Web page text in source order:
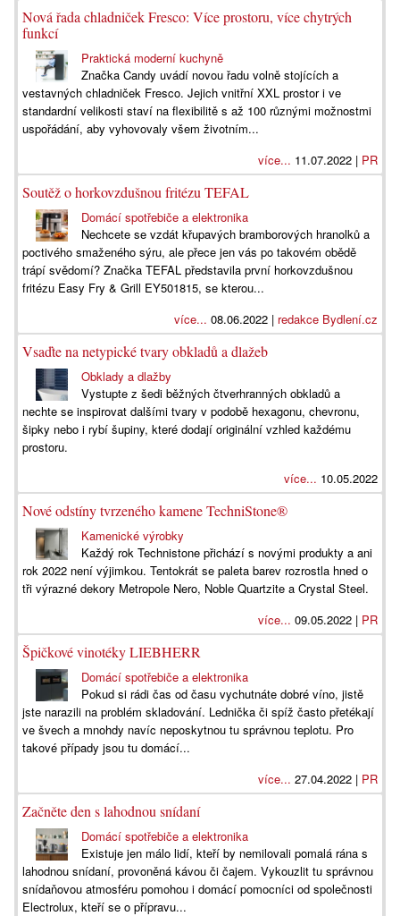
Nová řada chladniček Fresco: Více prostoru, více chytrých
funkcí
Praktická moderní kuchyně
Značka Candy uvádí novou řadu volně stojících a
vestavných chladniček Fresco. Jejich vnitřní XXL prostor i ve
standardní velikosti staví na flexibilitě s až 100 různými možnostmi
uspořádání, aby vyhovovaly všem životním...
více... 11.07.2022 | PR
Soutěž o horkovzdušnou fritézu TEFAL
Domácí spotřebiče a elektronika
Nechcete se vzdát křupavých bramborových hranolků a
poctivého smaženého sýru, ale přece jen vás po takovém obědě
trápí svědomí? Značka TEFAL představila první horkovzdušnou
fritézu Easy Fry & Grill EY501815, se kterou...
více... 08.06.2022 | redakce Bydlení.cz
Vsaďte na netypické tvary obkladů a dlažeb
Obklady a dlažby
Vystupte z šedi běžných čtverhranných obkladů a
nechte se inspirovat dalšími tvary v podobě hexagonu, chevronu,
šipky nebo i rybí šupiny, které dodají originální vzhled každému
prostoru.
více... 10.05.2022
Nové odstíny tvrzeného kamene TechniStone®
Kamenické výrobky
Každý rok Technistone přichází s novými produkty a ani
rok 2022 není výjimkou. Tentokrát se paleta barev rozrostla hned o
tři výrazné dekory Metropole Nero, Noble Quartzite a Crystal Steel.
více... 09.05.2022 | PR
Špičkové vinotéky LIEBHERR
Domácí spotřebiče a elektronika
Pokud si rádi čas od času vychutnáte dobré víno, jistě
jste narazili na problém skladování. Lednička či spíž často přetékají
ve švech a mnohdy navíc neposkytnou tu správnou teplotu. Pro
takové případy jsou tu domácí...
více... 27.04.2022 | PR
Začněte den s lahodnou snídaní
Domácí spotřebiče a elektronika
Existuje jen málo lidí, kteří by nemilovali pomalá rána s
lahodnou snídaní, provoněná kávou či čajem. Vykouzlit tu správnou
snídaňovou atmosféru pomohou i domácí pomocníci od společnosti
Electrolux, kteří se o přípravu...